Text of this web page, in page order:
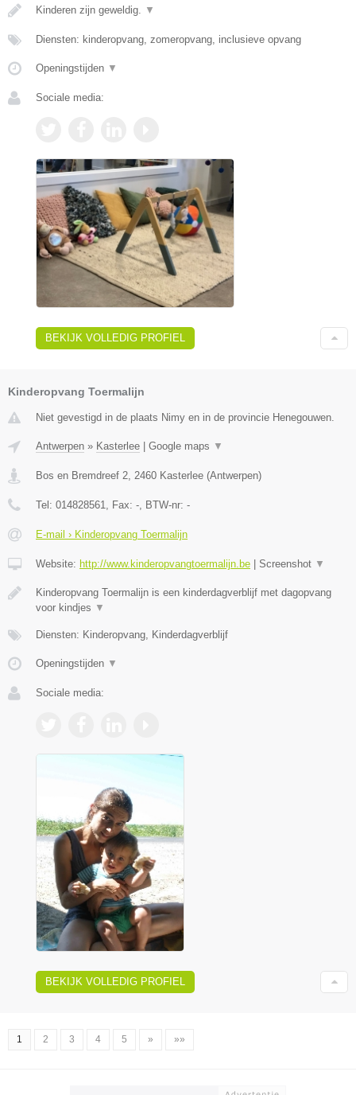
Kinderen zijn geweldig. ▼
Diensten: kinderopvang, zomeropvang, inclusieve opvang
Openingstijden ▼
Sociale media:
BEKIJK VOLLEDIG PROFIEL
Kinderopvang Toermalijn
Niet gevestigd in de plaats Nimy en in de provincie Henegouwen.
Antwerpen » Kasterlee Google maps ▼
Bos en Bremdreef 2 2460 Kasterlee (Antwerpen)
Tel: 014828561 , Fax: - , BTW-nr: -
E-mail › Kinderopvang Toermalijn
Website: http://www.kinderopvangtoermalijn.be Screenshot ▼
Kinderopvang Toermalijn is een kinderdagverblijf met dagopvang
voor kindjes ▼
Diensten: Kinderopvang, Kinderdagverblijf
Openingstijden ▼
Sociale media:
BEKIJK VOLLEDIG PROFIEL
1 2 3 4 5 » »»